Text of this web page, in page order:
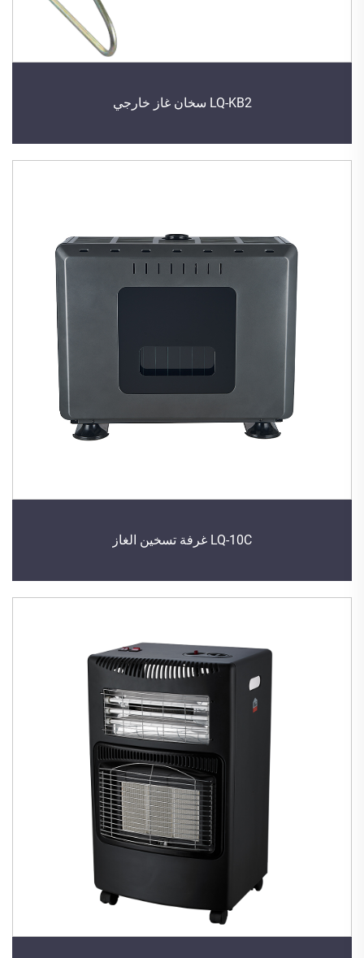
LQ-KB2 سخان غاز خارجي
LQ-10C غرفة تسخين الغاز